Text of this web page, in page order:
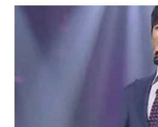
was dancing 아버지 우리 아들 많이 컸지요
grown a lot 인물은 그래도 내가 낫지요 /